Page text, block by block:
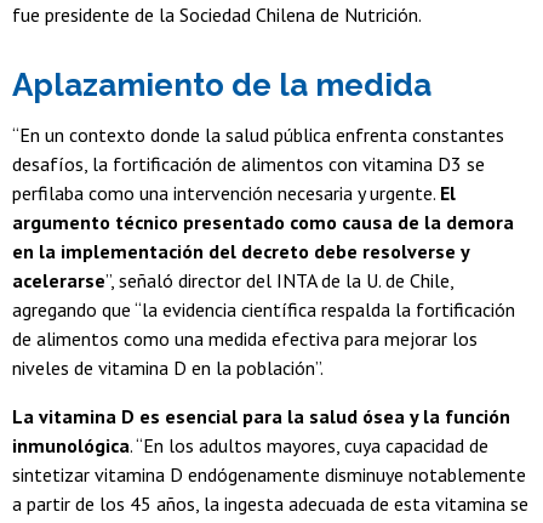
fue presidente de la Sociedad Chilena de Nutrición.
Aplazamiento de la medida
“En un contexto donde la salud pública enfrenta constantes
desafíos, la fortificación de alimentos con vitamina D3 se
perfilaba como una intervención necesaria y urgente. El
argumento técnico presentado como causa de la demora
en la implementación del decreto debe resolverse y
acelerarse”, señaló director del INTA de la U. de Chile,
agregando que “la evidencia científica respalda la fortificación
de alimentos como una medida efectiva para mejorar los
niveles de vitamina D en la población”.
La vitamina D es esencial para la salud ósea y la función
inmunológica. “En los adultos mayores, cuya capacidad de
sintetizar vitamina D endógenamente disminuye notablemente
a partir de los 45 años, la ingesta adecuada de esta vitamina se